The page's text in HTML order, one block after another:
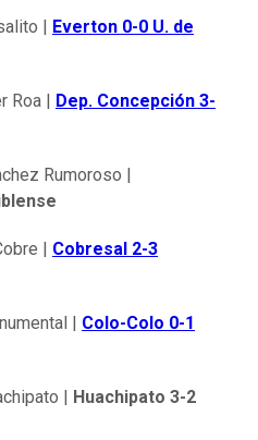
|
Everton 0-0 U. de
Roa |
Dep. Concepción 3-
Rumoroso |
| Cobresal 2-3
| Colo-Colo 0-1
|
Huachipato 3-2